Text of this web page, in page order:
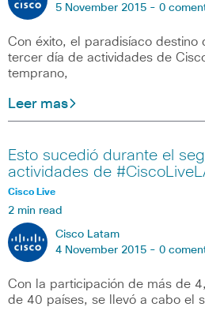
5 November 2015 - 0
Con éxito, el paradisíaco destino
tercer día de actividades de
temprano,
Leer mas
Esto sucedió durante el
actividades de
Cisco Live
2 min read
Cisco Latam
4 November 2015 - 0
Con la participación de más de
de 40 países, se llevó a cabo el